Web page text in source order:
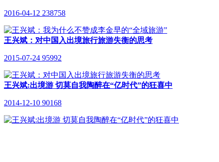
2016-04-12 238758
王兴斌：对中国入出境旅行旅游失衡的思考
2015-07-24 95992
王兴斌:出境游 切莫自我陶醉在“亿时代”的狂喜中
2014-12-10 90168